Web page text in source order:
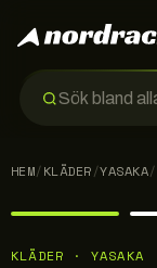
HEM/KLÄDER/YASAKA/
KLÄDER · YASAKA